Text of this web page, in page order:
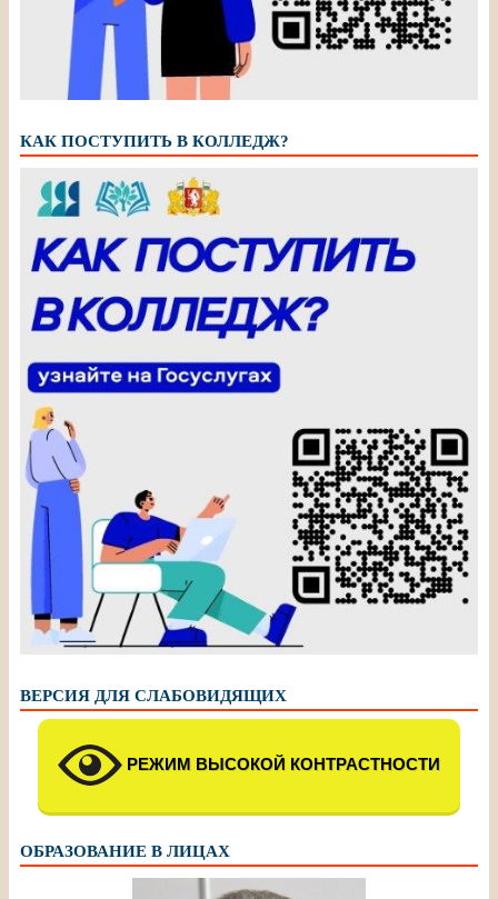
КАК ПОСТУПИТЬ В КОЛЛЕДЖ?
ВЕРСИЯ ДЛЯ СЛАБОВИДЯЩИХ
РЕЖИМ ВЫСОКОЙ КОНТРАСТНОСТИ
ОБРАЗОВАНИЕ В ЛИЦАХ